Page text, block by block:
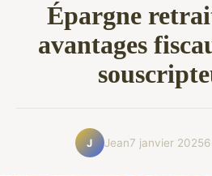
Épargne
avantages
J Jean7 janvier 2025